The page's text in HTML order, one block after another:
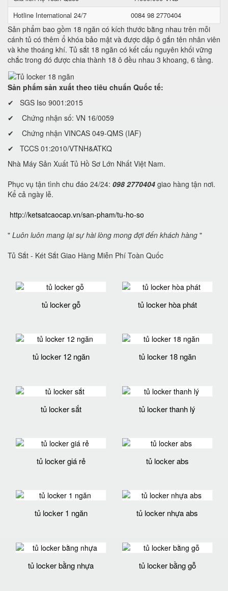
Hotline International 24/7
0084 98 2770404
Sản phẩm bao gồm 18 ngăn có kích thước bằng nhau trên mỗi
cánh tủ có thêm ổ khóa bảo mật và được dập ô gắn tên nhân viên
và khe thoáng khí. Tủ sắt 18 ngăn có kết cấu nguyên khối vững
chắc trong đó được chia thành 18 ô đều nhau 3 khoang, 6 tầng.
Sản phẩm sản xuất theo tiêu chuẩn Quốc tế:
✔ SGS Iso 9001:2015
✔ Chứng nhận số: VN 16/0059
✔ Chứng nhận VINCAS 049-QMS (IAF)
✔ TCCS 01:2010/VTNH&ATKQ
Nhà Máy Sản Xuất Tủ Hồ Sơ Lớn Nhất Việt Nam.
Phục vụ tận tình chu đáo 24/24: 098 2770404 giao hàng tận nơi.
Kể cả ngày lễ.
http://ketsatcaocap.vn/san-pham/tu-ho-so
" Luôn luôn mang lại sự hài lòng mong đợi đến khách hàng "
Tủ Sắt - Két Sắt Giao Hàng Miễn Phí Toàn Quốc
tủ locker gỗ tủ locker hòa phát
tủ locker 12 ngăn tủ locker 18 ngăn
tủ locker sắt tủ locker thanh lý
tủ locker giá rẻ tủ locker abs
tủ locker 1 ngăn tủ locker nhựa abs
tủ locker bằng nhựa tủ locker bằng gỗ